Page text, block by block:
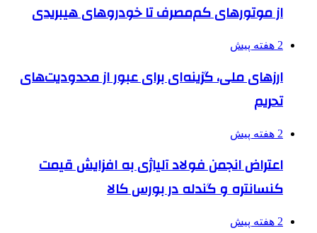
از موتورهای کم‌مصرف تا خودروهای هیبریدی
2 هفته پیش
ارزهای ملی، گزینه‌ای برای عبور از محدودیت‌های
تحریم
2 هفته پیش
اعتراض انجمن فولاد آلیاژی به افزایش قیمت
کنسانتره و گندله در بورس کالا
2 هفته پیش